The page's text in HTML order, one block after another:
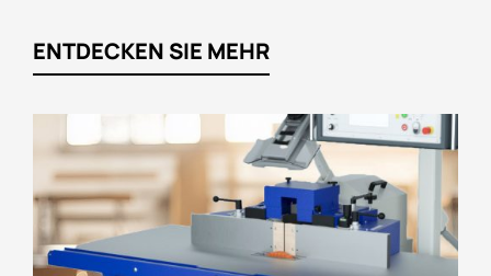
ENTDECKEN SIE MEHR